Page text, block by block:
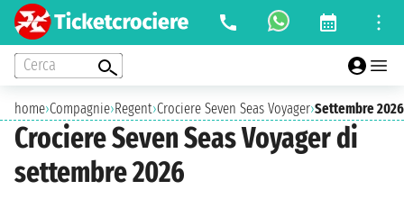
Cerca
home›Compagnie›Regent›Crociere Seven Seas Voyager›Settembre 2026
Crociere Seven Seas Voyager di
settembre 2026